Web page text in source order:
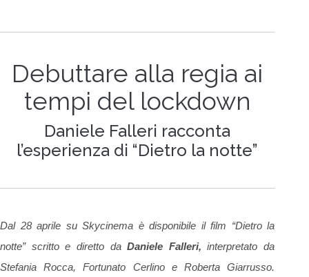
Debuttare alla regia ai
tempi del lockdown
Daniele Falleri racconta
l’esperienza di “Dietro la notte”
Dal 28 aprile su Skycinema è disponibile il film “Dietro la
notte” scritto e diretto daDaniele Falleri, interpretato da
Stefania Rocca, Fortunato Cerlino e Roberta Giarrusso.